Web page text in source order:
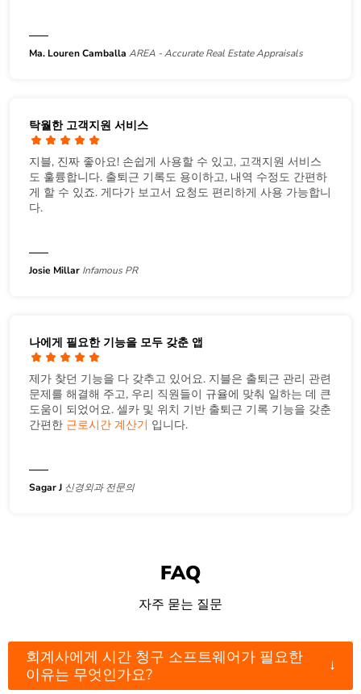
Ma. Louren Camballa AREA - Accurate Real Estate Appraisals
탁월한 고객지원 서비스
지블, 진짜 좋아요! 손쉽게 사용할 수 있고, 고객지원 서비스
도 훌륭합니다. 출퇴근 기록도 용이하고, 내역 수정도 간편하
게 할 수 있죠. 게다가 보고서 요청도 편리하게 사용 가능합니
다.
Josie Millar Infamous PR
나에게 필요한 기능을 모두 갖춘 앱
제가 찾던 기능을 다 갖추고 있어요. 지블은 출퇴근 관리 관련
문제를 해결해 주고, 우리 직원들이 규율에 맞춰 일하는 데 큰
도움이 되었어요. 셀카 및 위치 기반 출퇴근 기록 기능을 갖춘
간편한 근로시간 계산기 입니다.
Sagar J 신경외과 전문의
FAQ
자주 묻는 질문
회계사에게 시간 청구 소프트웨어가 필요한
이유는 무엇인가요?
↓